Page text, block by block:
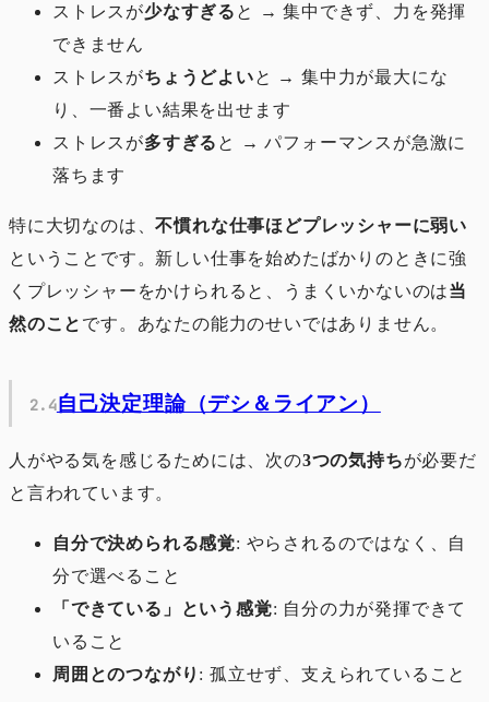
ストレスが少なすぎる と → 集中できず、力を発揮
できません
ストレスがちょうどよいと → 集中力が最大にな
り、一番よい結果を出せます
ストレスが多すぎる と → パフォーマンスが急激に
落ちます
特に大切なのは、不慣れな仕事ほどプレッシャーに弱い
ということです。新しい仕事を始めたばかりのときに強
くプレッシャーをかけられると、うまくいかないのは当
然のこと です。あなたの能力のせいではありません。
自己決定理論（デシ＆ライアン）
人がやる気を感じるためには、次の3つの気持ちが必要だ
と言われています。
自分で決められる感覚: やらされるのではなく、自
分で選べること
「できている」という感覚: 自分の力が発揮できて
いること
周囲とのつながり : 孤立せず、支えられていること